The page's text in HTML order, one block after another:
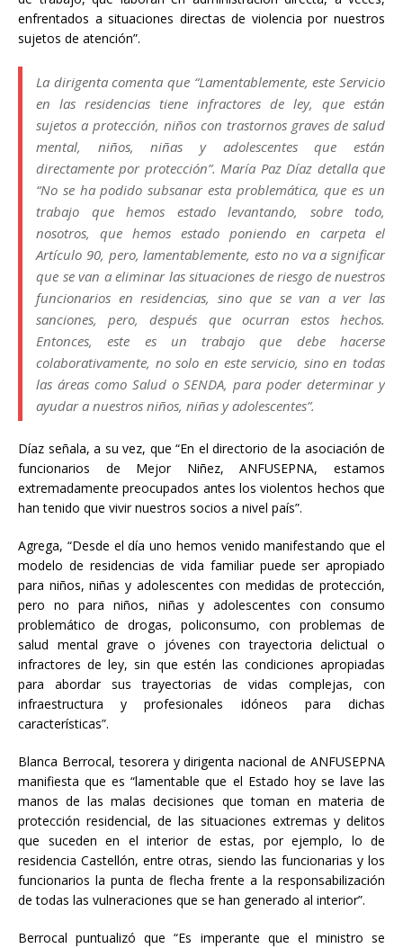
enfrentados a situaciones directas de violencia por nuestros
sujetos de atención”.
La dirigenta comenta que “Lamentablemente, este Servicio
en las residencias tiene infractores de ley, que están
sujetos a protección, niños con trastornos graves de salud
mental, niños, niñas y adolescentes que están
directamente por protección”. María Paz Díaz detalla que
“No se ha podido subsanar esta problemática, que es un
trabajo que hemos estado levantando, sobre todo,
nosotros, que hemos estado poniendo en carpeta el
Artículo 90, pero, lamentablemente, esto no va a significar
que se van a eliminar las situaciones de riesgo de nuestros
funcionarios en residencias, sino que se van a ver las
sanciones, pero, después que ocurran estos hechos.
Entonces, este es un trabajo que debe hacerse
colaborativamente, no solo en este servicio, sino en todas
las áreas como Salud o SENDA, para poder determinar y
ayudar a nuestros niños, niñas y adolescentes”.
Díaz señala, a su vez, que “En el directorio de la asociación de
funcionarios de Mejor Niñez, ANFUSEPNA, estamos
extremadamente preocupados antes los violentos hechos que
han tenido que vivir nuestros socios a nivel país”.
Agrega, “Desde el día uno hemos venido manifestando que el
modelo de residencias de vida familiar puede ser apropiado
para niños, niñas y adolescentes con medidas de protección,
pero no para niños, niñas y adolescentes con consumo
problemático de drogas, policonsumo, con problemas de
salud mental grave o jóvenes con trayectoria delictual o
infractores de ley, sin que estén las condiciones apropiadas
para abordar sus trayectorias de vidas complejas, con
infraestructura y profesionales idóneos para dichas
características”.
Blanca Berrocal, tesorera y dirigenta nacional de ANFUSEPNA
manifiesta que es “lamentable que el Estado hoy se lave las
manos de las malas decisiones que toman en materia de
protección residencial, de las situaciones extremas y delitos
que suceden en el interior de estas, por ejemplo, lo de
residencia Castellón, entre otras, siendo las funcionarias y los
funcionarios la punta de flecha frente a la responsabilización
de todas las vulneraciones que se han generado al interior”.
Berrocal puntualizó que “Es imperante que el ministro se